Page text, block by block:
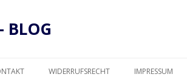
BLOG
Inhalt
WIDERRUFSRECHT IMPRESSUM